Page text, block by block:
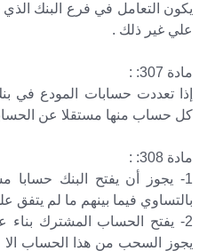
يكون التعامل في فرع البنك
علي غير ذلك .
مادة 307: :
إذا تعددت حسابات المودع في
كل حساب منها مستقلا عن
مادة 308: :
1- يجوز أن يفتح البنك حسابا
بالتساوي فيما بينهم ما لم يتفق
2- يفتح الحساب المشترك
يجوز السحب من هذا الحساب الا